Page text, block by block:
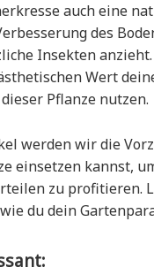
auch eine
des
Insekten
Wert
Pflanze nutzen.
werden wir die
einsetzen kannst,
zu profitieren.
du dein